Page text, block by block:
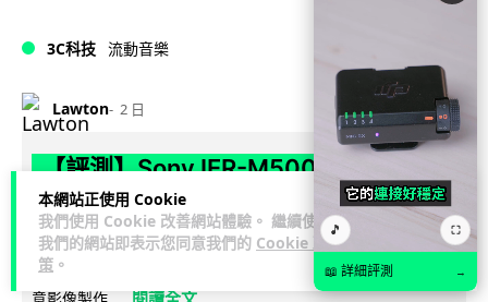
本網站正使用 Cookie
我們使用 Cookie 改善網站體驗。 繼續使用
我們的網站即表示您同意我們的 Cookie 政
策 。
3C科技 流動音樂
Lawton 2 日 89
【評測】Sony IER-M500 入耳式監聽
耳機：現場拍攝、後製監聽與人聲利器
談到專業混音專用的聲音監聽耳機，Sony 經典 MDR-7506 到
MDR-M1 專業錄音室耳機都為人熟悉。而現在舞台製作者與創
🎵 ⛶
📖 詳細評測 →